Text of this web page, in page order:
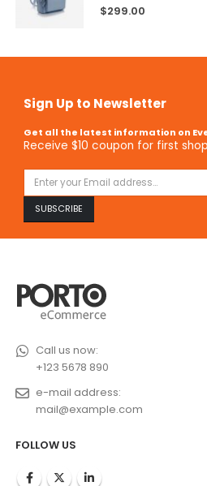
5.00out of 5
$299.00
Sign Up to Newsletter
Get all the latest information on
Receive $10 coupon for first
Call us now:
+123 5678 890
e-mail address:
mail@example.com
FOLLOW US